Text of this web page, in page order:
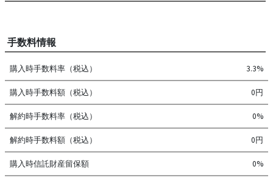
手数料情報
購入時手数料率（税込） 3.3%
購入時手数料額（税込） 0円
解約時手数料率（税込） 0%
解約時手数料額（税込） 0円
購入時信託財産留保額 0%